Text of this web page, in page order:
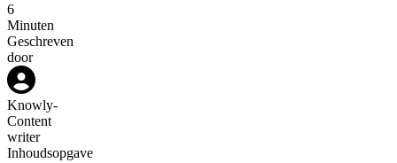
6
Minuten
Geschreven
door
Knowly-
Content
writer
Inhoudsopgave